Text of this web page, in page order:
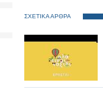
ΣΧΕΤΙΚΑ ΑΡΘΡΑ